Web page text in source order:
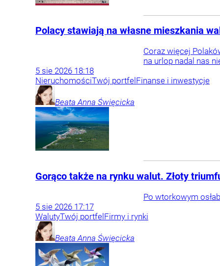
Polacy stawiają na własne mieszkania
Coraz więcej
na urlop nadal nas
5 sie 2026 18:18
NieruchomościTwój portfel Finanse i inwestycje
Beata Anna Święcicka
Gorąco także na rynku walut. Złoty
Po wtorkowym
5 sie 2026 17:17
WalutyTwój portfel Firmy i rynki
Beata Anna Święcicka